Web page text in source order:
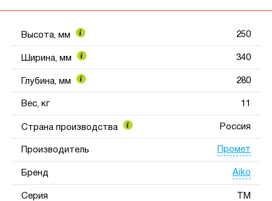
Высота, мм 250
Ширина, мм 340
Глубина, мм 280
Вес, кг 11
Страна производства Россия
Производитель Промет
Бренд Aiko
Серия TM